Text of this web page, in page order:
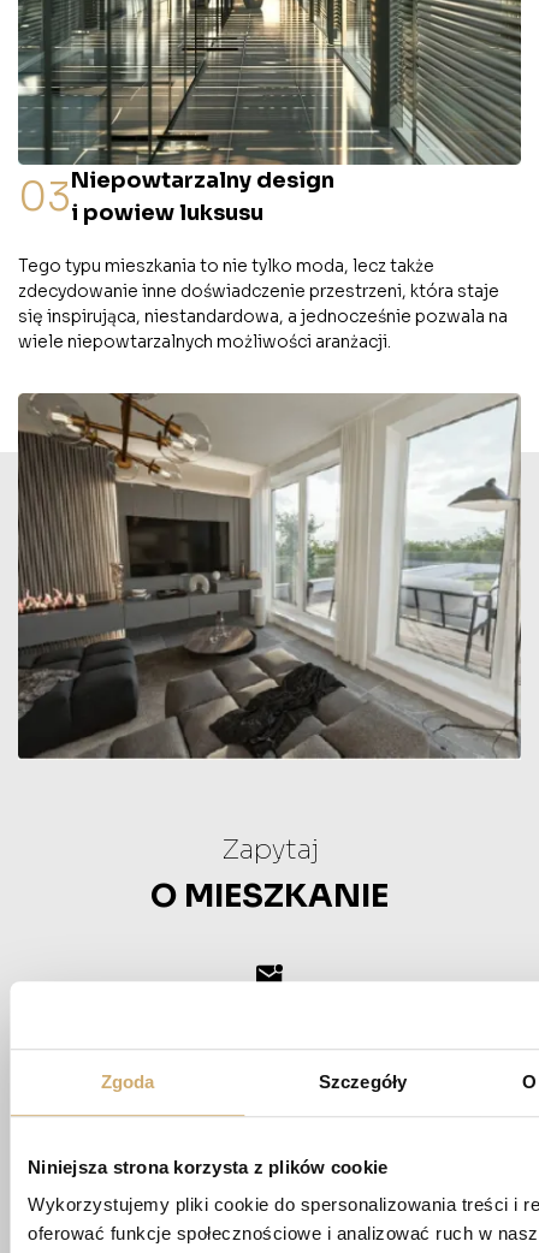
Zgoda Szczegóły
Niniejsza strona korzysta z plików cookie
Wykorzystujemy pliki cookie do spersonalizowania treści i
oferować funkcje społecznościowe i analizować ruch w
03Niepowtarzalny design
i powiew luksusu
Tego typu mieszkania to nie tylko moda, lecz także
zdecydowanie inne doświadczenie przestrzeni, która staje
się inspirująca, niestandardowa, a jednocześnie pozwala na
wiele niepowtarzalnych możliwości aranżacji.
Zapytaj
O MIESZKANIE
+48 881 737 573
+48 663 689 911
20-819 Lublin
Imię *